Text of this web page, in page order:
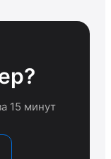
15 минут